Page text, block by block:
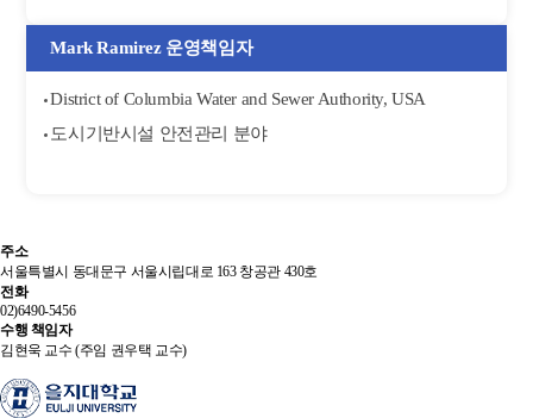
Mark Ramirez 운영책임자
District of Columbia Water and Sewer Authority, USA
도시기반시설 안전관리 분야
주소
서울특별시 동대문구 서울시립대로 163 창공관 430호
전화
02)6490-5456
수행 책임자
김현욱 교수 (주임 권우택 교수)